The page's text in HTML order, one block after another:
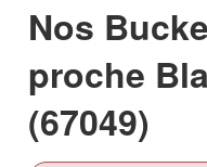
Nos
proche
(67049)